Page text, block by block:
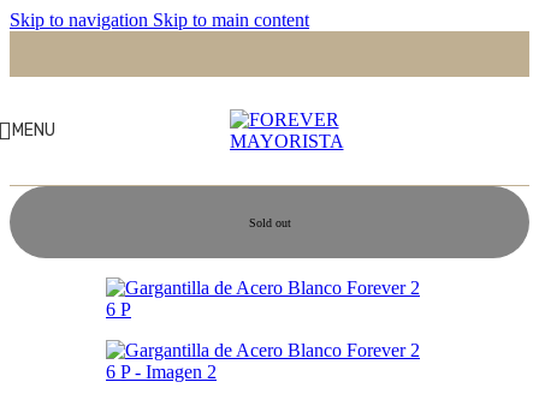
Skip to navigation Skip to main content
MENU
Sold out